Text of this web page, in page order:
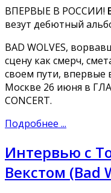
ВПЕРВЫЕ В РОССИИ!
везут дебютный
BAD WOLVES,
сцену как смерч,
своем пути, впервые
Москве 26 июня в
CONCERT.
Подробнее ...
Интервью с
Векстом (Bad